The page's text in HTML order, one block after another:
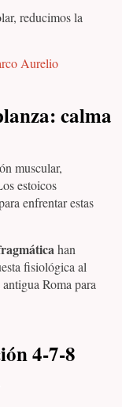
reducimos la
Aurelio
calma
muscular,
estoicos
enfrentar estas
han
fisiológica al
Roma para
4-7-8